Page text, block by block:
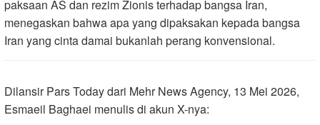
paksaan AS dan rezim Zionis terhadap bangsa Iran,
menegaskan bahwa apa yang dipaksakan kepada bangsa
Iran yang cinta damai bukanlah perang konvensional.
Dilansir Pars Today dari Mehr News Agency, 13 Mei 2026,
Esmaeil Baghaei menulis di akun X-nya: